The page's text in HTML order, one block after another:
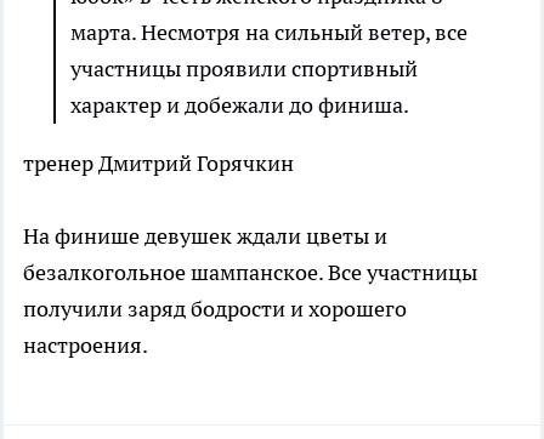
марта. Несмотря на сильный ветер, все
участницы проявили спортивный
характер и добежали до финиша.
тренер Дмитрий Горячкин
На финише девушек ждали цветы и
безалкогольное шампанское. Все участницы
получили заряд бодрости и хорошего
настроения.